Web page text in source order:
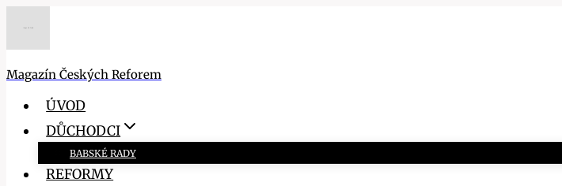
Magazín Českých Reforem
ÚVOD
DŮCHODCI
BABSKÉ RADY
REFORMY